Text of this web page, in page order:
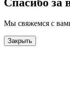
Спасибо за
Мы свяжемся с
Закрыть